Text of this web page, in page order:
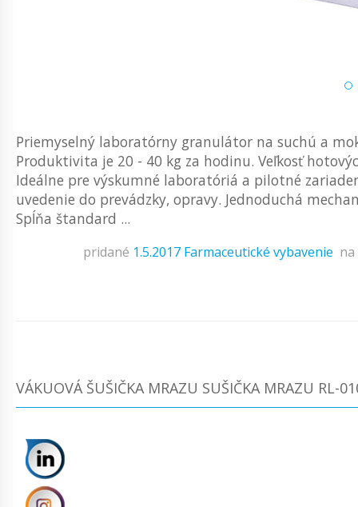
Priemyselný laboratórny granulátor na suchú a
Produktivita je 20 - 40 kg za hodinu. Veľkosť
Ideálne pre výskumné laboratóriá a pilotné
uvedenie do prevádzky, opravy. Jednoduchá
Spĺňa štandard ...
pridané 1.5.2017 Farmaceutické vybavenie na
VÁKUOVÁ ŠUŠIČKA MRAZU SUŠIČKA MRAZU RL-